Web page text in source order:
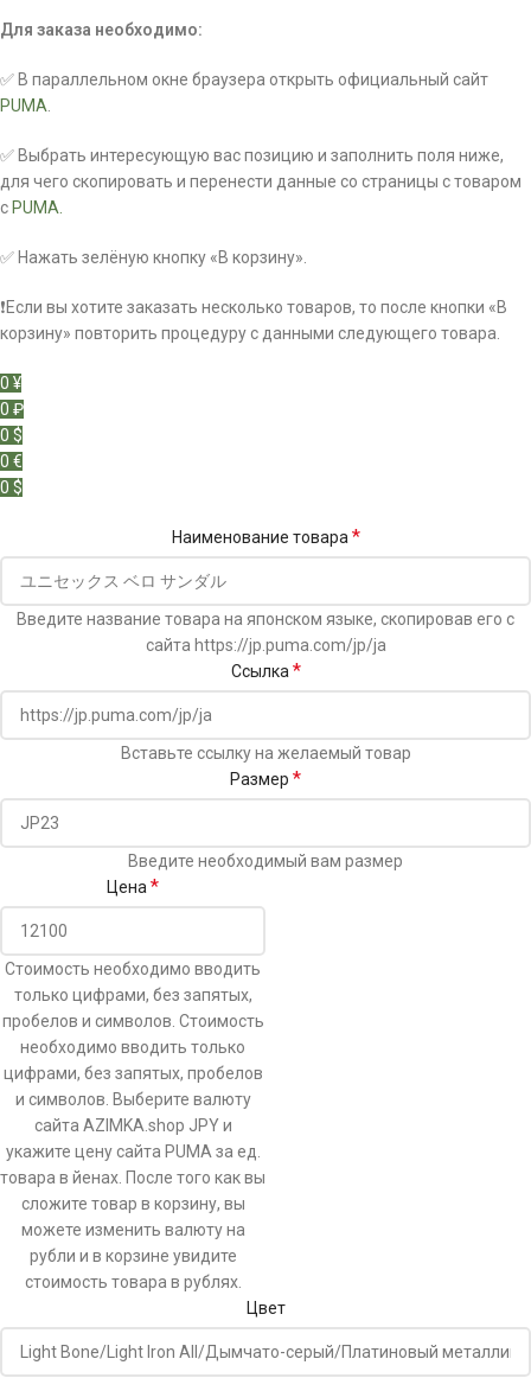
Для заказа необходимо:
✅ В параллельном окне браузера открыть официальный сайт
PUMA
✅ Выбрать интересующую вас позицию и заполнить поля ниже,
для чего скопировать и перенести данные со страницы с товаром
с PUMA.
✅ Нажать зелёную кнопку «В корзину».
❗Если вы хотите заказать несколько товаров, то после кнопки «В
корзину» повторить процедуру с данными следующего товара.
0 ¥
0 ₽
0 $
0 €
0 $
Наименование товара *
Введите название товара на японском языке, скопировав его с
сайта https://jp.puma.com/jp/ja
Ссылка *
Вставьте ссылку на желаемый товар
Размер *
Введите необходимый вам размер
Цена *
Стоимость необходимо вводить
только цифрами, без запятых,
пробелов и символов. Стоимость
необходимо вводить только
цифрами, без запятых, пробелов
и символов. Выберите валюту
сайта AZIMKA.shop JPY и
укажите цену сайта PUMA за ед.
товара в йенах. После того как вы
сложите товар в корзину, вы
можете изменить валюту на
рубли и в корзине увидите
стоимость товара в рублях.
Цвет